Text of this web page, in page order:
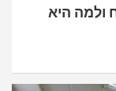
ולמה היא